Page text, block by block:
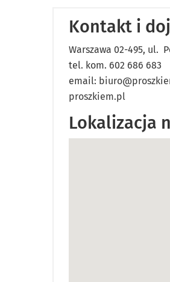
Kontakt i
Warszawa 02-495, ul.
tel. kom. 602 686 683
email:
proszkiem.pl
Lokalizacja